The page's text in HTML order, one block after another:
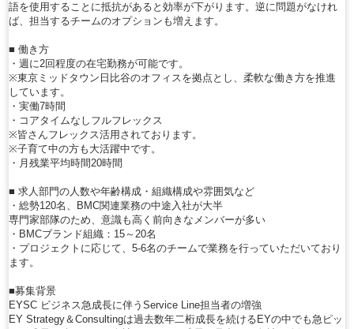
語を使用することに抵抗があると効率が下がります。逆に問題がなけれ
ば、担当するチームのオプションも増えます。
■ 働き方
・週に2回程度の在宅勤務が可能です。
※東京ミッドタウン日比谷のオフィスを拠点とし、柔軟な働き方を推進
しています。
・実働7時間
・コアタイムなしフルフレックス
※皆さんフレックス活用されております。
※子育て中の方も大活躍中です。
・月残業平均時間20時間
■ 求人部門の人数や年齢構成・組織構成や雰囲気など
・総勢120名、BMC関連業務の中途入社が大半
専門家部隊のため、意識も高く前向きなメンバーが多い
・BMCブランド組織：15～20名
・プロジェクトに応じて、5-6名のチームで業務を行っていただいており
ます。
■募集背景
EYSC ビジネス急成長に伴うService Line担当者の増強
EY Strategy＆Consultingは過去数年二桁成長を続けるEYの中でも急ピッ